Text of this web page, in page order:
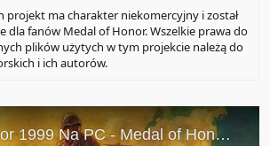
projekt ma charakter niekomercyjny i został
dla fanów Medal of Honor. Wszelkie prawa do
plików użytych w tym projekcie należą do
i ich autorów.